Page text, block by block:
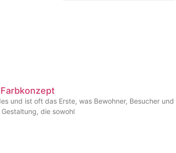
und ist oft das Erste, was Bewohner, Besucher und
die sowohl